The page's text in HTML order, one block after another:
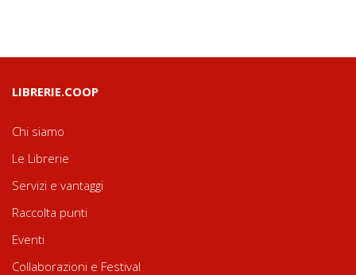
LIBRERIE.COOP
Chi siamo
Le Librerie
Servizi e vantaggi
Raccolta punti
Eventi
Collaborazioni e Festival